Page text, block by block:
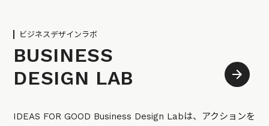
ビジネスデザインラボ
BUSINESS
DESIGN LAB
IDEAS FOR GOOD Business Design Labは、アクションを